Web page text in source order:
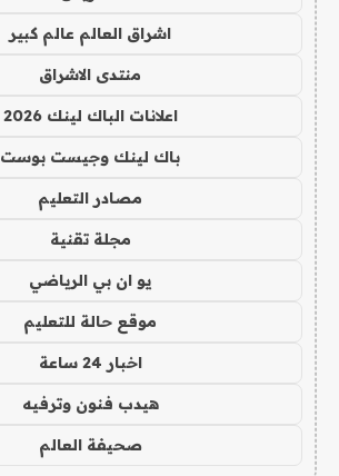
اشراق العالم عالم كبير
منتدى الاشراق
اعلانات الباك لينك 2026
باك لينك وجيست بوست
مصادر التعليم
مجلة تقنية
يو ان بي الرياضي
موقع حالة للتعليم
اخبار 24 ساعة
هيدب فنون وترفيه
صحيفة العالم